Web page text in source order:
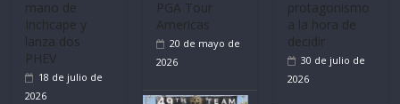
mano de
Inchcape y
lanza dos
PHEV
18 de julio de
2026
PGA Tour
Americas
20 de mayo de
2026
protagonismo
a la hora de
decidir
30 de julio de
2026